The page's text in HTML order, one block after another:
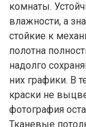
комнаты.
влажности, а
стойкие к
полотна
надолго
них графики. В
краски не
фотография
Тканевые